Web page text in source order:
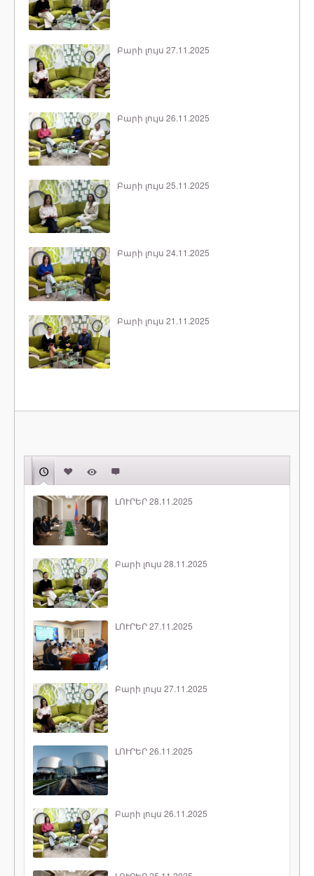
Բարի լույս 27.11.2025
Բարի լույս 26.11.2025
Բարի լույս 25.11.2025
Բարի լույս 24.11.2025
Բարի լույս 21.11.2025
ԼՈՒՐԵՐ 28.11.2025
Բարի լույս 28.11.2025
ԼՈՒՐԵՐ 27.11.2025
Բարի լույս 27.11.2025
ԼՈՒՐԵՐ 26.11.2025
Բարի լույս 26.11.2025